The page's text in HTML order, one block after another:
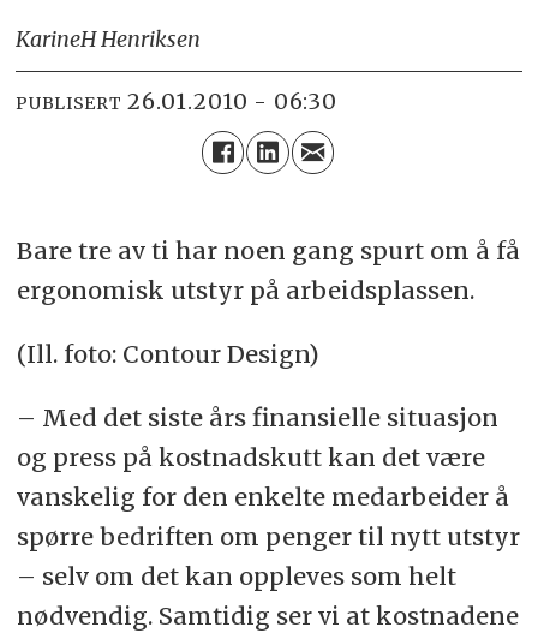
KarineH Henriksen
PUBLISERT 26.01.2010 - 06:30
Bare tre av ti har noen gang spurt om å få
ergonomisk utstyr på arbeidsplassen.
(Ill. foto: Contour Design)
– Med det siste års finansielle situasjon
og press på kostnadskutt kan det være
vanskelig for den enkelte medarbeider å
spørre bedriften om penger til nytt utstyr
– selv om det kan oppleves som helt
nødvendig. Samtidig ser vi at kostnadene